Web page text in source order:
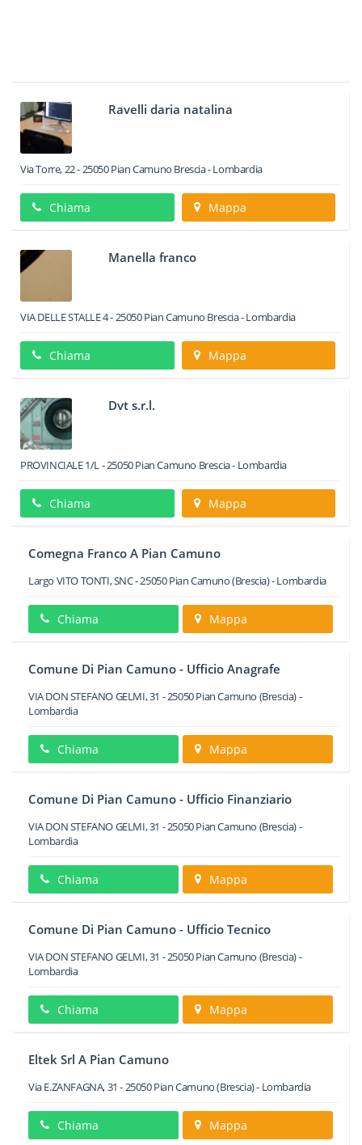
Ravelli daria natalina
Via Torre, 22-25050Pian Camuno Brescia -Lombardia
Chiama Mappa
Manella franco
VIA DELLE STALLE 4-25050Pian Camuno Brescia -Lombardia
Chiama Mappa
Dvt s.r.l.
PROVINCIALE 1/L-25050Pian Camuno Brescia - Lombardia
Chiama Mappa
Comegna Franco A Pian Camuno
Largo VITO TONTI, SNC-25050Pian Camuno(Brescia) -Lombardia
Chiama Mappa
Comune Di Pian Camuno - Ufficio Anagrafe
VIA DON STEFANO GELMI, 31 -25050Pian Camuno (Brescia) -
Lombardia
Chiama Mappa
Comune Di Pian Camuno - Ufficio Finanziario
VIA DON STEFANO GELMI, 31 -25050Pian Camuno (Brescia) -
Lombardia
Chiama Mappa
Comune Di Pian Camuno - Ufficio Tecnico
VIA DON STEFANO GELMI, 31 -25050Pian Camuno (Brescia) -
Lombardia
Chiama Mappa
Eltek Srl A Pian Camuno
Via E.ZANFAGNA, 31 -25050Pian Camuno(Brescia) - Lombardia
Chiama Mappa